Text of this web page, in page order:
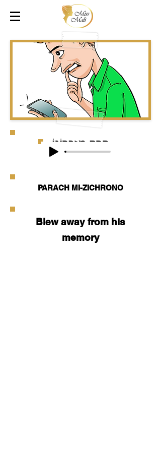
פָּרַח מִזִּכְרוֹנוֹ
PARACH MI-ZICHRONO
Blew away from his
memory